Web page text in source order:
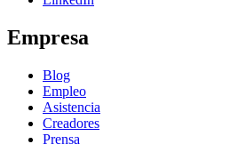
Empresa
Blog
Empleo
Asistencia
Creadores
Prensa